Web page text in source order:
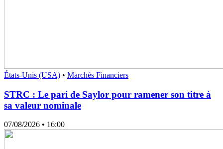
États-Unis (USA) • Marchés Financiers
STRC : Le pari de Saylor pour ramener son titre à
sa valeur nominale
07/08/2026 • 16:00